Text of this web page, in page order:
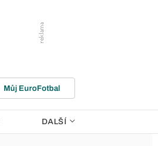
Můj EuroFotbal
DALŠÍ